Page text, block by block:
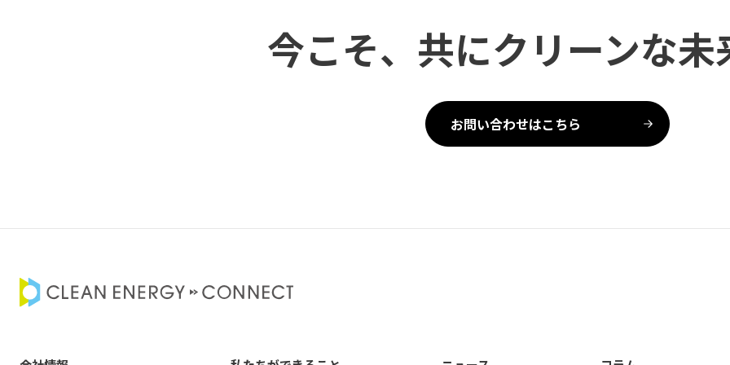
今こそ、共にクリーンな未
お問い合わせはこちら